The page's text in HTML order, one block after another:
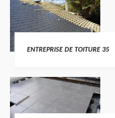
ENTREPRISE DE TOITURE 35